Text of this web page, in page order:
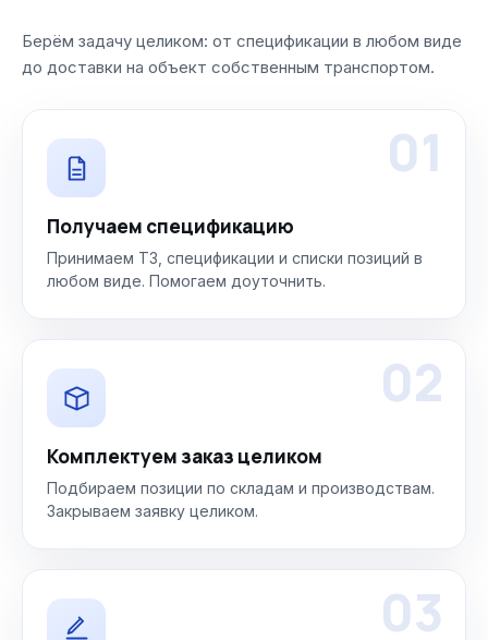
Берём задачу целиком: от спецификации в любом виде
до доставки на объект собственным транспортом.
01
Получаем спецификацию
Принимаем ТЗ, спецификации и списки позиций в
любом виде. Помогаем доуточнить.
02
Комплектуем заказ целиком
Подбираем позиции по складам и производствам.
Закрываем заявку целиком.
03